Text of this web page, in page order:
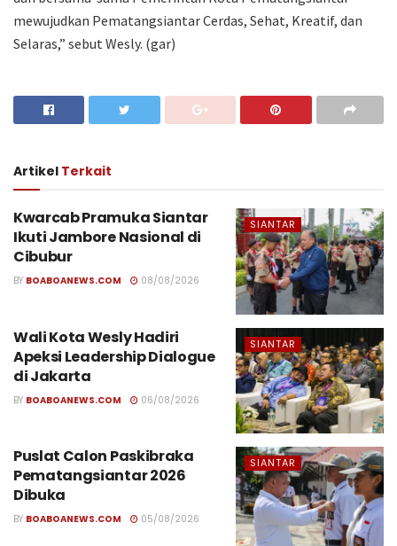
mewujudkan Pematangsiantar Cerdas, Sehat, Kreatif, dan
Selaras,” sebut Wesly. (gar)
Artikel Terkait
SIANTAR
Kwarcab Pramuka Siantar
Ikuti Jambore Nasional di
Cibubur
BY BOABOANEWS.COM 08/08/2026
SIANTAR
Wali Kota Wesly Hadiri
Apeksi Leadership Dialogue
di Jakarta
BY BOABOANEWS.COM 06/08/2026
SIANTAR
Puslat Calon Paskibraka
Pematangsiantar 2026
Dibuka
BY BOABOANEWS.COM 05/08/2026